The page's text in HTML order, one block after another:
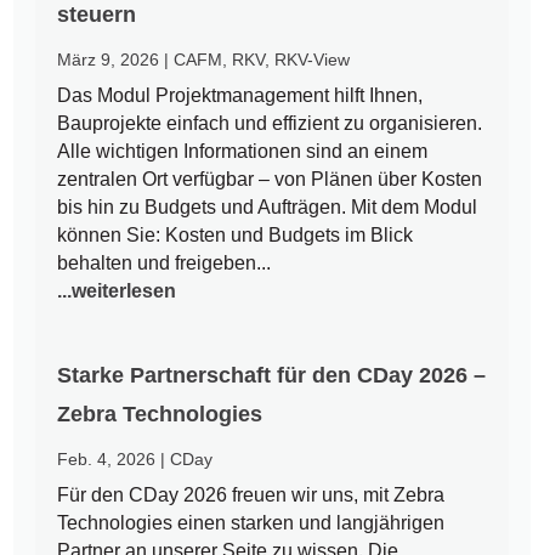
steuern
März 9, 2026 |CAFM RKV, RKV-View
Das Modul Projektmanagement hilft Ihnen,
Bauprojekte einfach und effizient zu organisieren.
Alle wichtigen Informationen sind an einem
zentralen Ort verfügbar – von Plänen über Kosten
bis hin zu Budgets und Aufträgen. Mit dem Modul
können Sie: Kosten und Budgets im Blick
behalten und freigeben...
...weiterlesen
Starke Partnerschaft für den CDay 2026 –
Zebra Technologies
Feb. 4, 2026 |CDay
Für den CDay 2026 freuen wir uns, mit Zebra
Technologies einen starken und langjährigen
Partner an unserer Seite zu wissen. Die